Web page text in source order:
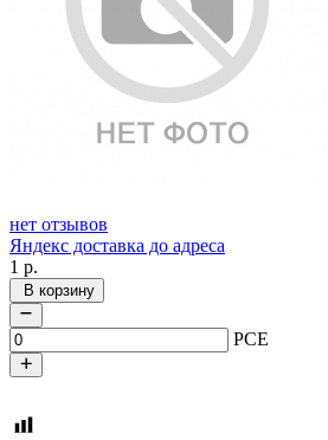
нет отзывов
Яндекс доставка до адреса
1 р.
В корзину
PCE